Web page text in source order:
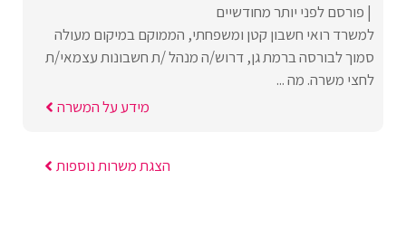
פורסם לפני יותר מחודשיים
למשרד רואי חשבון קטן ומשפחתי, הממוקם במיקום מעולה
סמוך לבורסה ברמת גן, דרוש/ה מנהל /ת חשבונות עצמאי/ת
לחצי משרה. מה ...
מידע על המשרה
הצגת משרות נוספות